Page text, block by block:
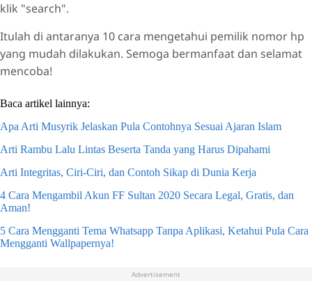
klik "search".
Itulah di antaranya 10 cara mengetahui pemilik nomor hp
yang mudah dilakukan. Semoga bermanfaat dan selamat
mencoba!
Baca artikel lainnya:
Apa Arti Musyrik Jelaskan Pula Contohnya Sesuai Ajaran Islam
Arti Rambu Lalu Lintas Beserta Tanda yang Harus Dipahami
Arti Integritas, Ciri-Ciri, dan Contoh Sikap di Dunia Kerja
4 Cara Mengambil Akun FF Sultan 2020 Secara Legal, Gratis, dan
Aman!
5 Cara Mengganti Tema Whatsapp Tanpa Aplikasi, Ketahui Pula Cara
Mengganti Wallpapernya!
Advertisement